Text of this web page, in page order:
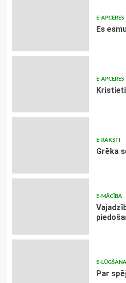
E-APCERES
Es
E-APCERES
E-RAKSTI
Grēka
E-MĀCĪBA
E-
Par